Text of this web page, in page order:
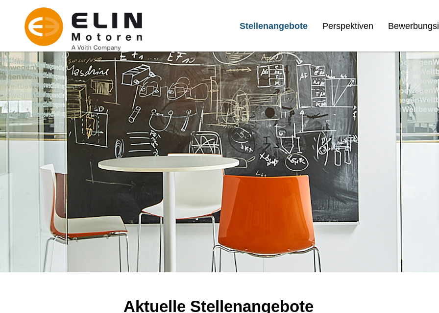
Stellenangebote Perspektiven
Aktuelle Stellenangebote